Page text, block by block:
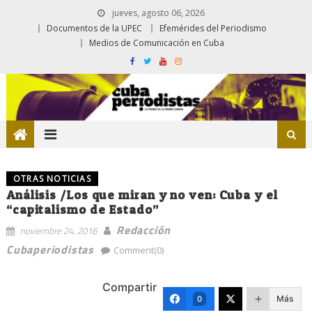
jueves, agosto 06, 2026
Documentos de la UPEC
Efemérides del Periodismo
Medios de Comunicación en Cuba
OTRAS NOTICIAS
Análisis /Los que miran y no ven: Cuba y el
“capitalismo de Estado”
noviembre 24, 2016
Redacción
Cubaperiodistas
Comment(0)
Compartir
0 Más